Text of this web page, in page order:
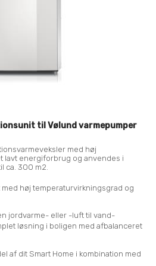
til Vølund varmepumper
med høj
lavt energiforbrug og anvendes i
ca. 300 m2.
høj temperaturvirkningsgrad og
jordvarme- eller -luft til vand-
løsning i boligen med afbalanceret
af dit Smart Home i kombination med